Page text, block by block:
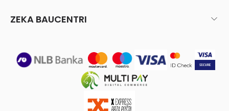
ZEKA BAUCENTRI